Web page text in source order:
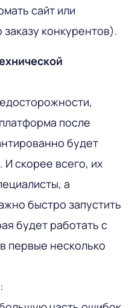
сайт или
заказу конкурентов).
после
будет
скорее всего, их
а
быстро запустить
будет работать с
​​первые несколько